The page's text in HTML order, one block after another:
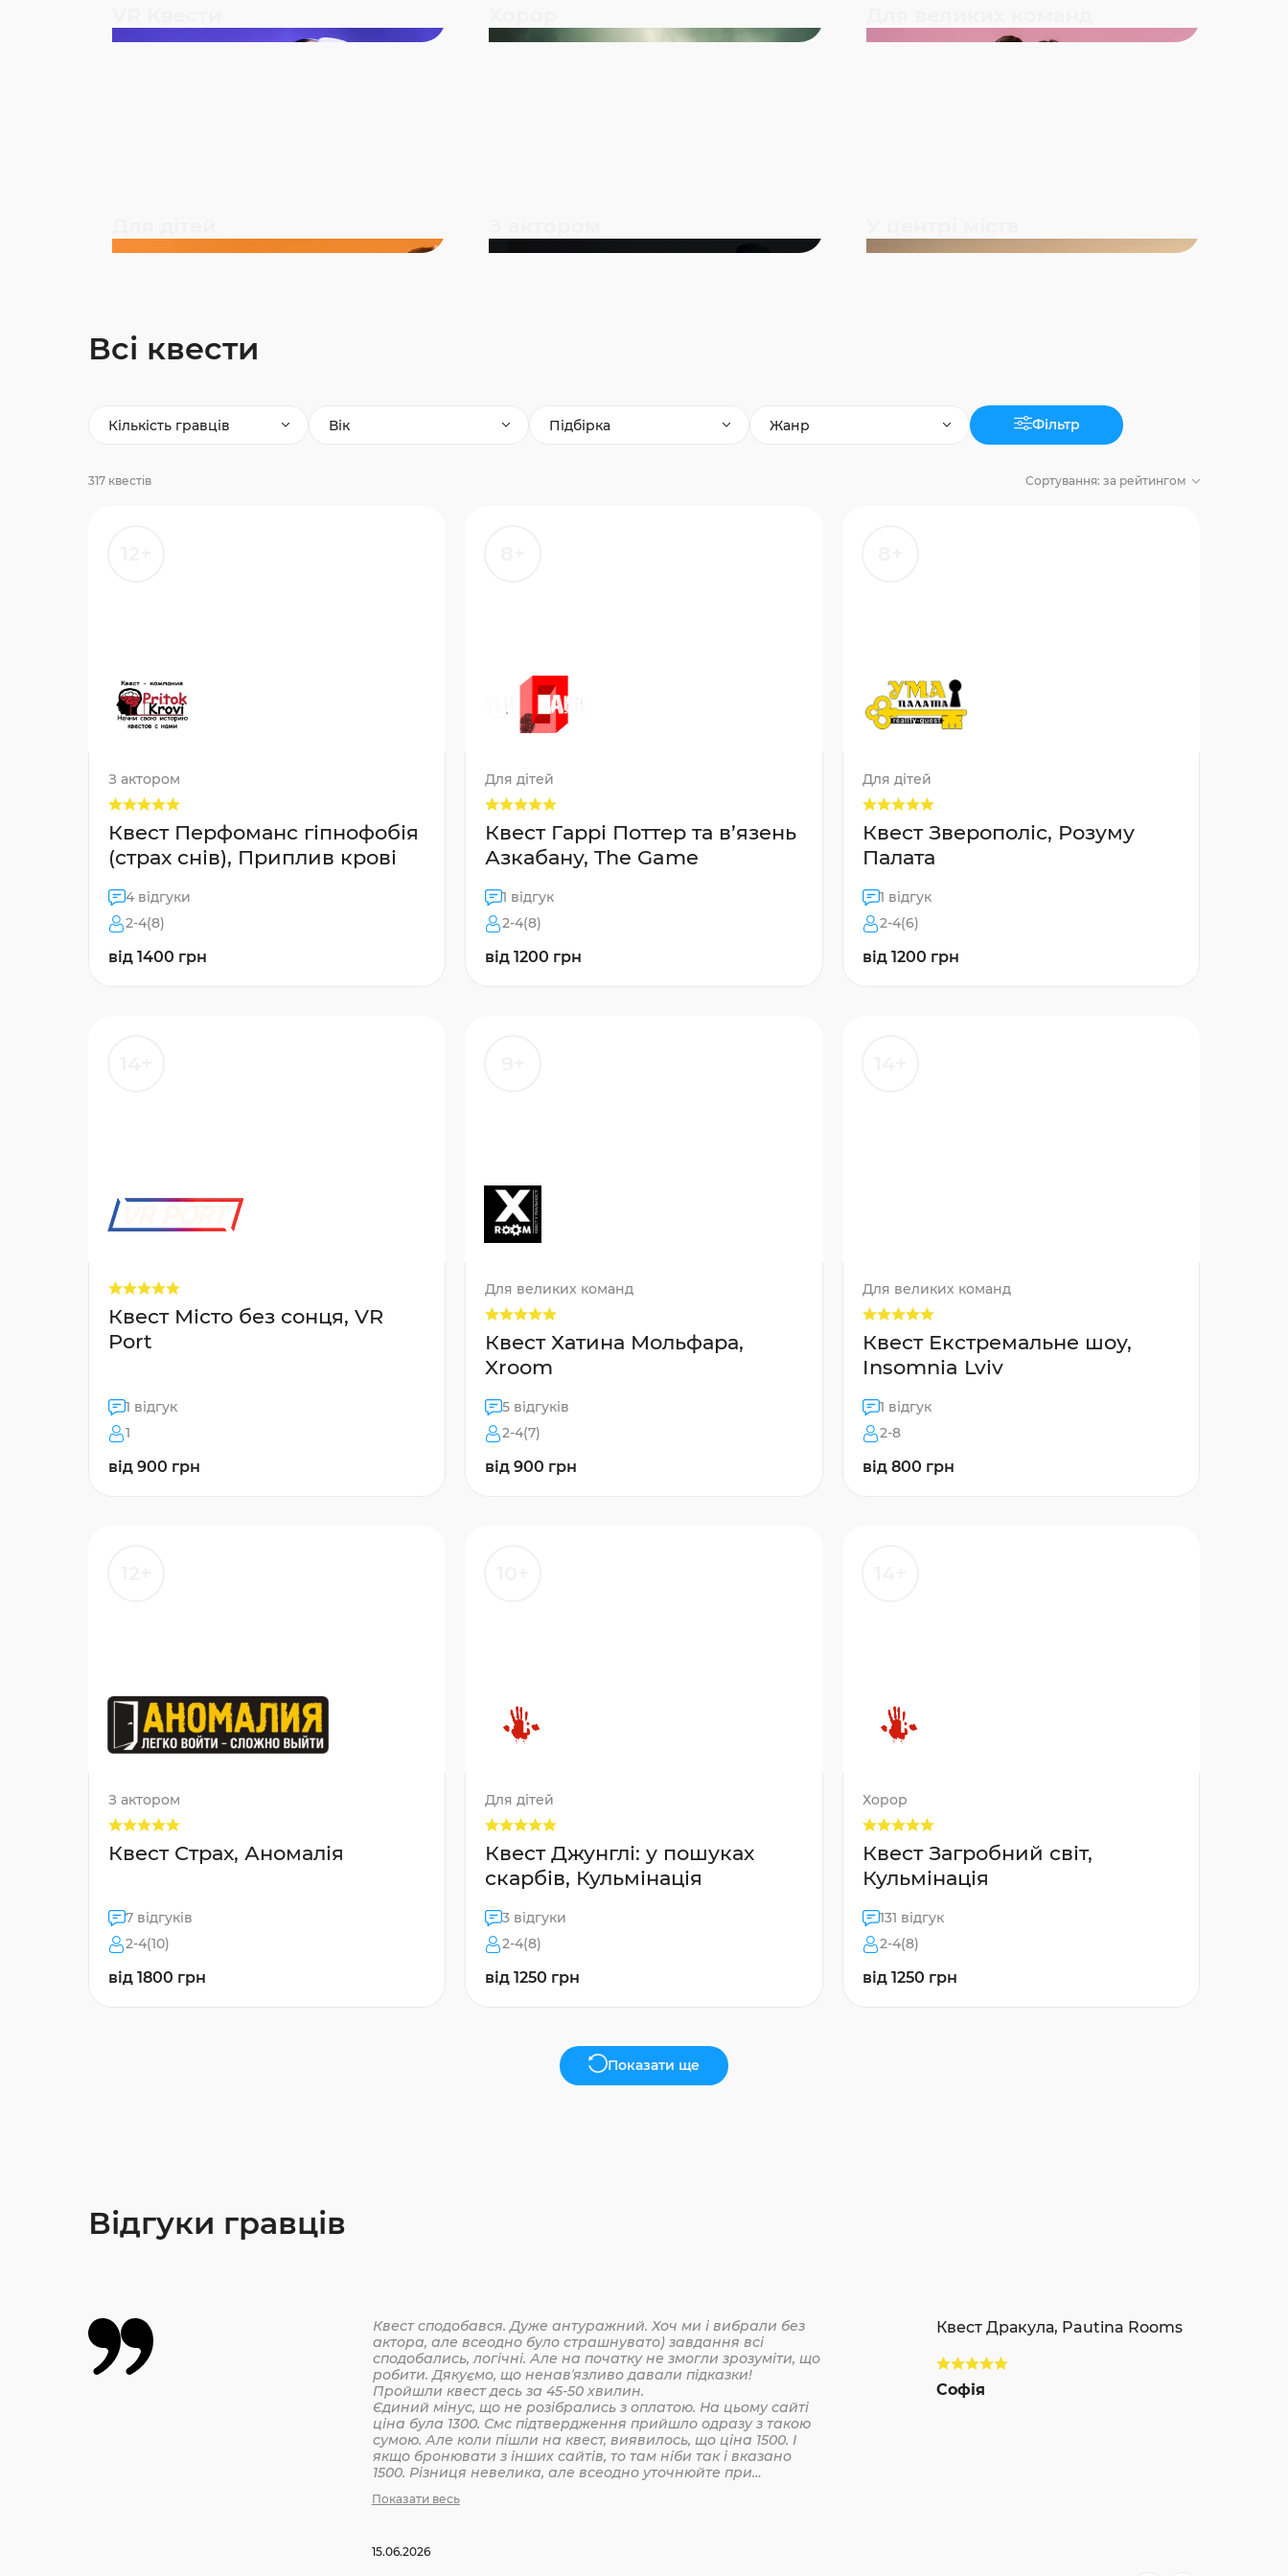
Всі квести
Кількість гравців Вік Підбірка Жанр Фільтр
317 квестів Сортування: за рейтингом
З актором
Квест Перфоманс гіпнофобія
(страх снів), Приплив крові
4 відгуки
2-4(8)
від 1400 грн
Для дітей
Квест Гаррі Поттер та в’язень
Азкабану, The Game
1 відгук
2-4(8)
від 1200 грн
Для дітей
Квест Зверополіс, Розуму
Палата
1 відгук
2-4(6)
від 1200 грн
Квест Місто без сонця, VR
Port
1 відгук
1
від 900 грн
Для великих команд
Квест Хатина Мольфара,
Xroom
5 відгуків
2-4(7)
від 900 грн
Для великих команд
Квест Екстремальне шоу,
Insomnia Lviv
1 відгук
2-8
від 800 грн
З актором
Квест Страх, Аномалія
7 відгуків
2-4(10)
від 1800 грн
Для дітей
Квест Джунглі: у пошуках
скарбів, Кульмінація
3 відгуки
2-4(8)
від 1250 грн
Хорор
Квест Загробний світ,
Кульмінація
131 відгук
2-4(8)
від 1250 грн
Показати ще
Відгуки гравців
Квест сподобався. Дуже антуражний. Хоч ми і вибрали без
актора, але всеодно було страшнувато) завдання всі
сподобались, логічні. Але на початку не змогли зрозуміти, що
робити. Дякуємо, що ненавʼязливо давали підказки!
Пройшли квест десь за 45-50 хвилин.
Єдиний мінус, що не розібрались з оплатою. На цьому сайті
ціна була 1300. Смс підтвердження прийшло одразу з такою
сумою. Але коли пішли на квест, виявилось, що ціна 1500. І
якщо бронювати з інших сайтів, то там ніби так і вказано
1500. Різниця невелика, але всеодно уточнюйте при
Показати весь
15.06.2026
Квест Дракула, Pautina Rooms
Софія